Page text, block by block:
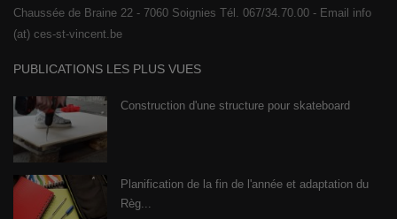
Chaussée de Braine 22 - 7060 Soignies Tél. 067/34.70.00 - Email info
(at) ces-st-vincent.be
PUBLICATIONS LES PLUS VUES
Construction d'une structure pour skateboard
Planification de la fin de l'année et adaptation du
Règ...